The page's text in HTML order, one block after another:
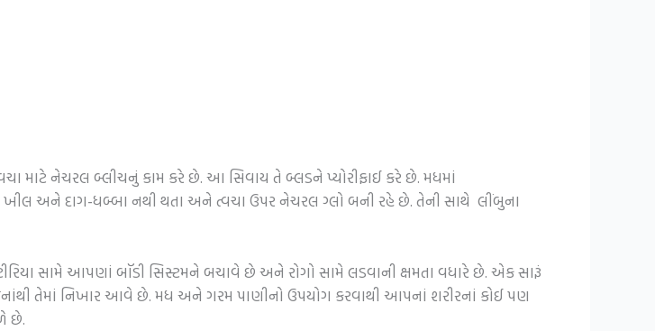
માટે નેચરલ બ્લીચનું કામ કરે છે. આ સિવાય તે બ્લડને પ્યોરીફાઈ કરે છે. મધમાં
ખીલ અને દાગ-ધબ્બા નથી થતા અને ત્વચા ઉપર નેચરલ ગ્લો બની રહે છે. તેની સાથે લીંબુના
સામે આપણાં બૉડી સિસ્ટમને બચાવે છે અને રોગો સામે લડવાની ક્ષમતા વધારે છે. એક સારૂં
તેમાં નિખાર આવે છે. મધ અને ગરમ પાણીનો ઉપયોગ કરવાથી આપનાં શરીરનાં કોઈ પણ
છે.